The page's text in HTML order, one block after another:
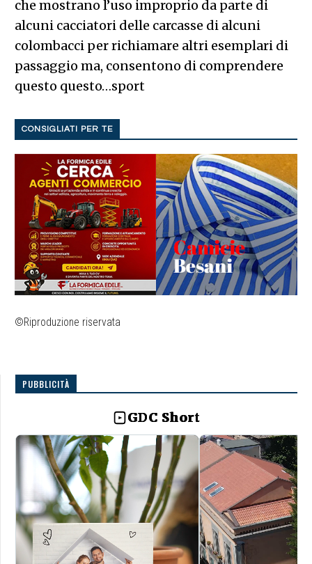
che mostrano l’uso improprio da parte di
alcuni cacciatori delle carcasse di alcuni
colombacci per richiamare altri esemplari di
passaggio ma, consentono di comprendere
questo questo…sport
CONSIGLIATI PER TE
©Riproduzione riservata
PUBBLICITÀ
GDC Short